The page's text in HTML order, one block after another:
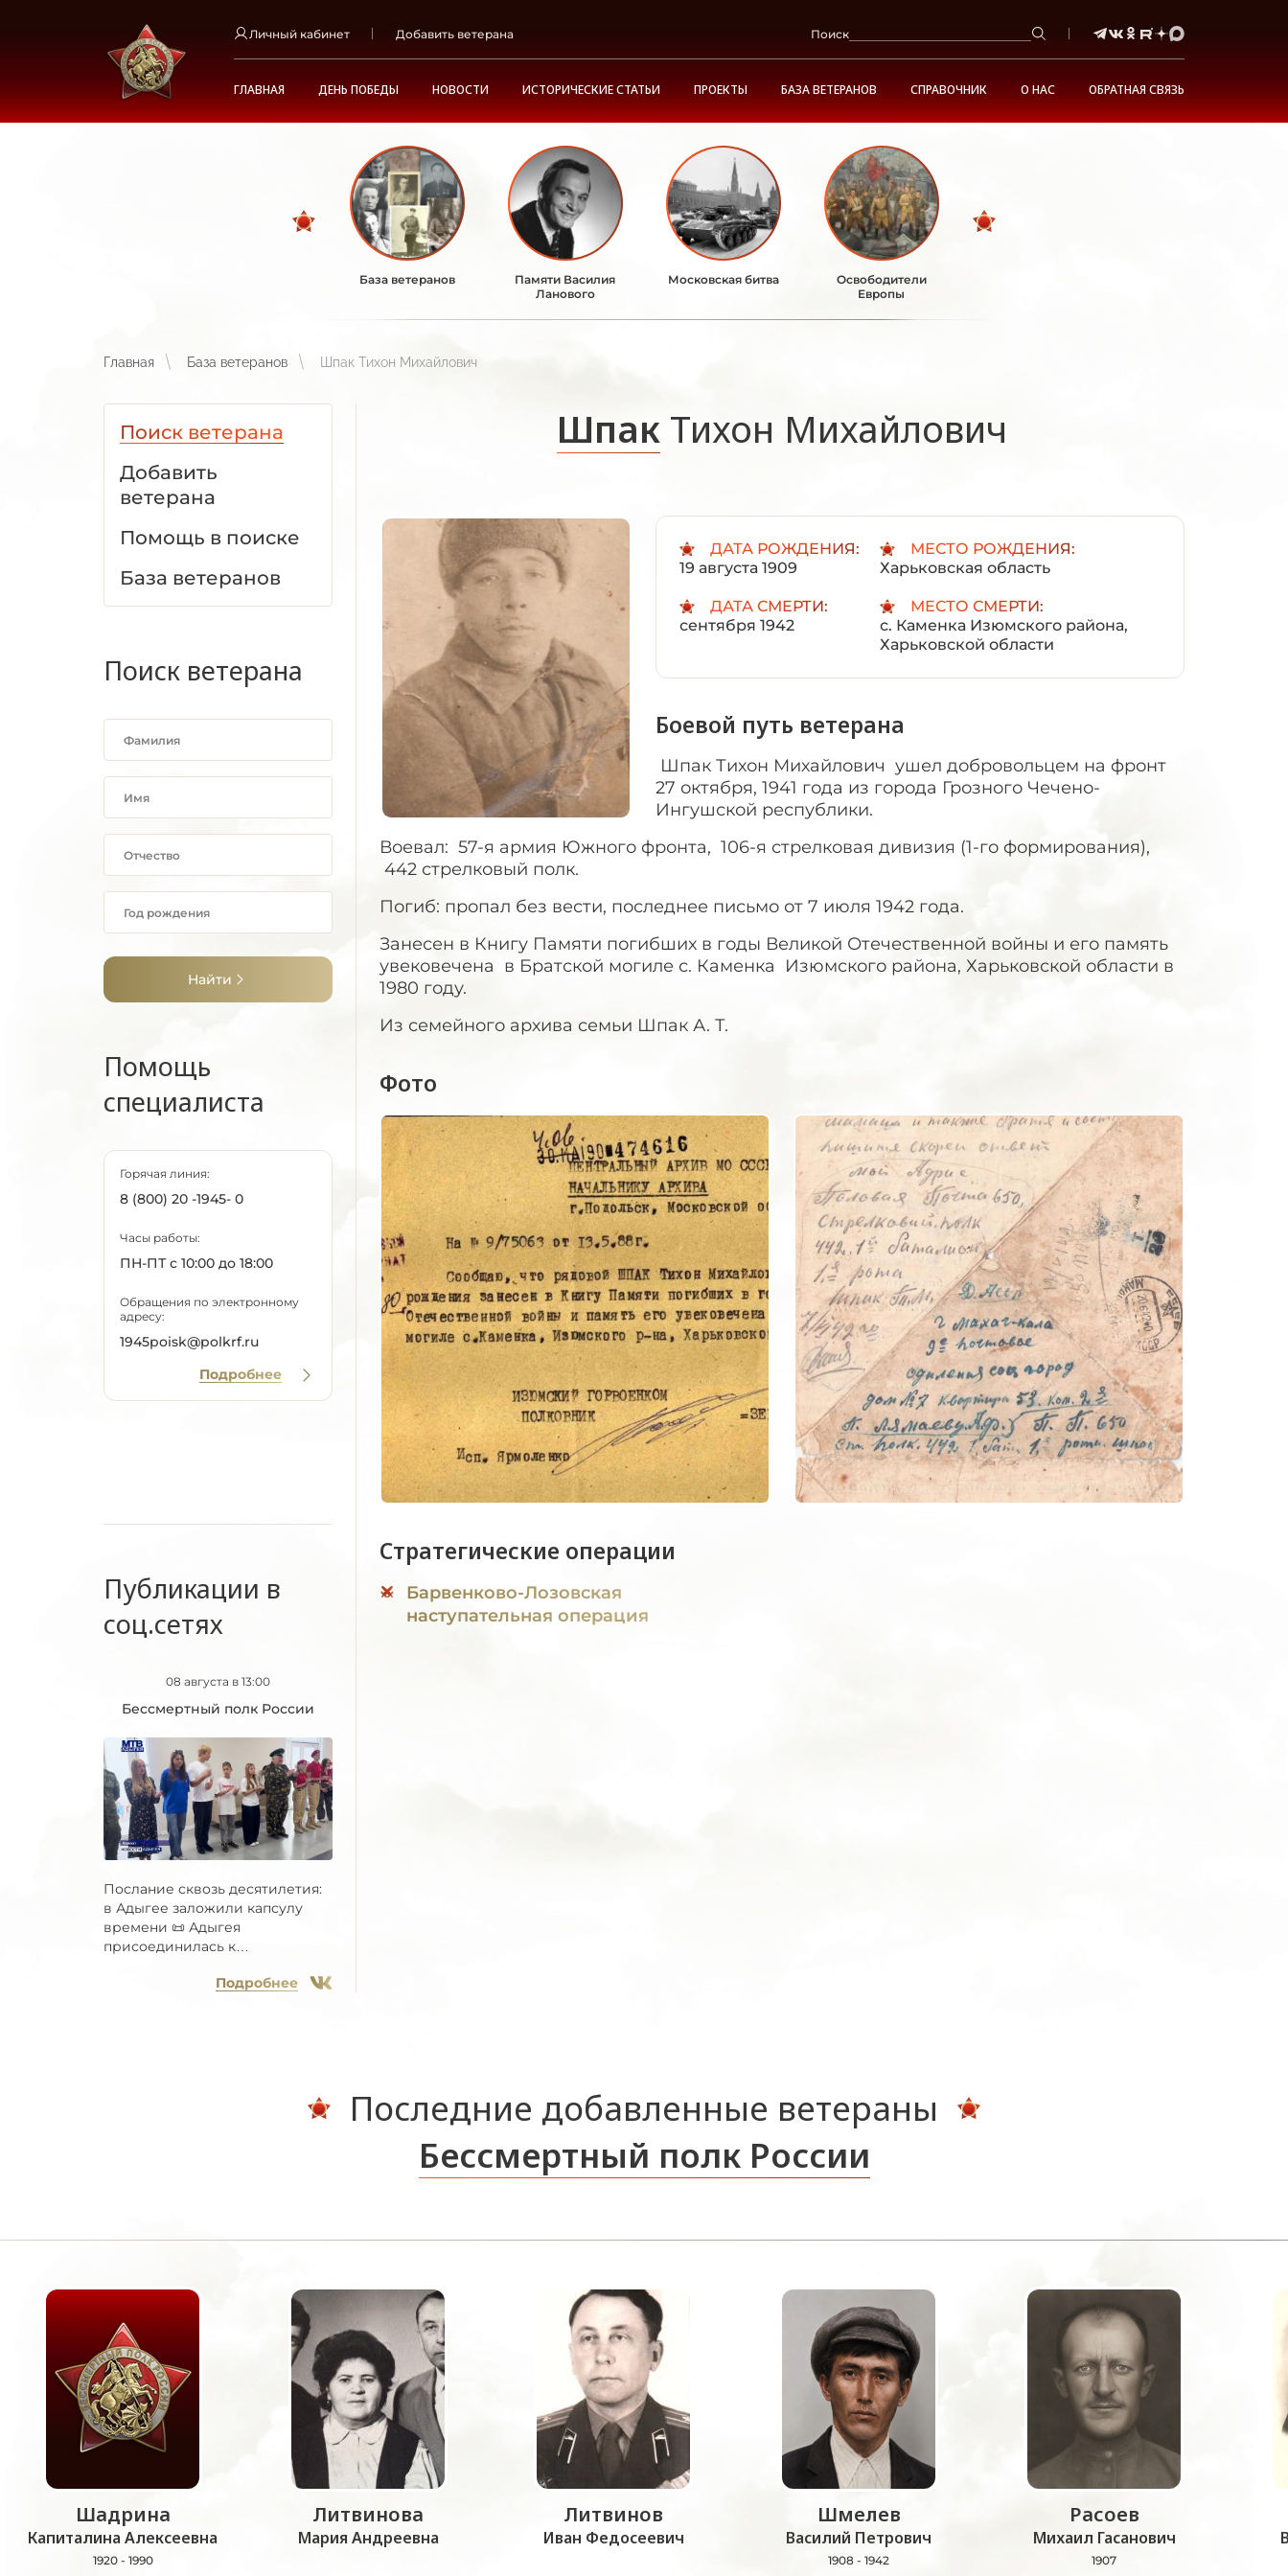
Личный кабинет Добавить ветерана Поиск
ГЛАВНАЯ ДЕНЬ ПОБЕДЫ НОВОСТИ ИСТОРИЧЕСКИЕ СТАТЬИ ПРОЕКТЫ БАЗА ВЕТЕРАНОВ СПРАВОЧНИК О НАС ОБРАТНАЯ СВЯЗЬ
База ветеранов
Памяти Василия
Ланового
Московская битва
Освободители
Европы
Главная База ветеранов Шпак Тихон Михайлович
Поиск ветерана
Добавить
ветерана
Помощь в поиске
База ветеранов
Поиск ветерана
Найти
Помощь
специалиста
Горячая линия:
8 (800) 20 -1945- 0
Часы работы:
ПН-ПТ с 10:00 до 18:00
Обращения по электронному
адресу:
1945poisk@polkrf.ru
Подробнее
Публикации в
соц.сетях
08 августа в 13:00
Бессмертный полк России
Послание сквозь десятилетия:
в Адыгее заложили капсулу
времени 📜 Адыгея
присоединилась к
Подробнее
Шпак Тихон Михайлович
ДАТА РОЖДЕНИЯ:
19 августа 1909
МЕСТО РОЖДЕНИЯ:
Харьковская область
ДАТА СМЕРТИ:
сентября 1942
МЕСТО СМЕРТИ:
с. Каменка Изюмского района,
Харьковской области
Боевой путь ветерана
Шпак Тихон Михайлович ушел добровольцем на фронт
27 октября, 1941 года из города Грозного Чечено-
Ингушской республики.
Воевал: 57-я армия Южного фронта, 106-я стрелковая дивизия (1-го формирования),
442 стрелковый полк.
Погиб: пропал без вести, последнее письмо от 7 июля 1942 года.
Занесен в Книгу Памяти погибших в годы Великой Отечественной войны и его память
увековечена в Братской могиле с. Каменка Изюмского района, Харьковской области в
1980 году.
Из семейного архива семьи Шпак А. Т.
Фото
Стратегические операции
Барвенково-Лозовская
наступательная операция
Последние добавленные ветераны
Бессмертный полк России
Шадрина
Капиталина Алексеевна
1920 - 1990
Литвинова
Мария Андреевна
Литвинов
Иван Федосеевич
Шмелев
Василий Петрович
1908 - 1942
Расоев
Михаил Гасанович
1907